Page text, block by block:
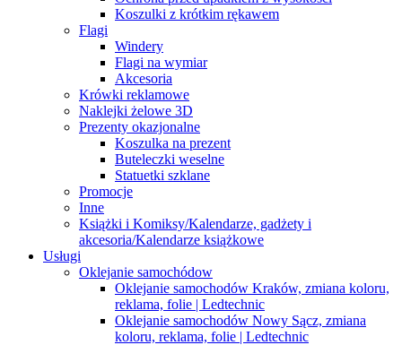
Koszulki z krótkim rękawem
Flagi
Windery
Flagi na wymiar
Akcesoria
Krówki reklamowe
Naklejki żelowe 3D
Prezenty okazjonalne
Koszulka na prezent
Buteleczki weselne
Statuetki szklane
Promocje
Inne
Książki i Komiksy/Kalendarze, gadżety i
akcesoria/Kalendarze książkowe
Usługi
Oklejanie samochódow
Oklejanie samochodów Kraków, zmiana koloru,
reklama, folie | Ledtechnic
Oklejanie samochodów Nowy Sącz, zmiana
koloru, reklama, folie | Ledtechnic